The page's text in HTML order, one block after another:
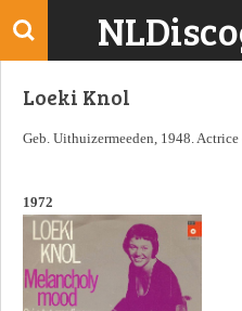
Ga
deLoeki Knol
Geb. Uithuizermeeden, 1948. Actrice
1972